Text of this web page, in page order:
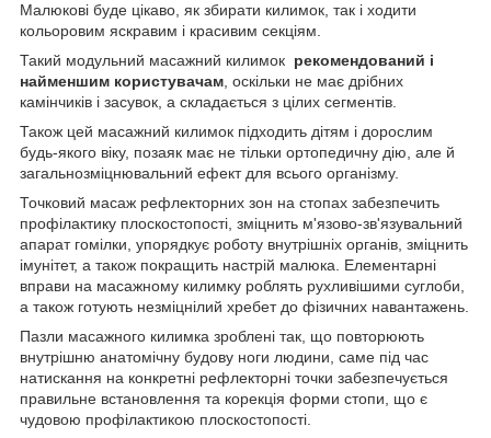
Малюкові буде цікаво, як збирати килимок, так і ходити
кольоровим яскравим і красивим секціям.
Такий модульний масажний килимок рекомендований і
найменшим користувачам , оскільки не має дрібних
камінчиків і засувок, а складається з цілих сегментів.
Також цей масажний килимок підходить дітям і дорослим
будь-якого віку, позаяк має не тільки ортопедичну дію, але й
загальнозміцнювальний ефект для всього організму.
Точковий масаж рефлекторних зон на стопах забезпечить
профілактику плоскостопості, зміцнить м'язово-зв'язувальний
апарат гомілки, упорядкує роботу внутрішніх органів, зміцнить
імунітет, а також покращить настрій малюка. Елементарні
вправи на масажному килимку роблять рухливішими суглоби,
а також готують незміцнілий хребет до фізичних навантажень.
Пазли масажного килимка зроблені так, що повторюють
внутрішню анатомічну будову ноги людини, саме під час
натискання на конкретні рефлекторні точки забезпечується
правильне встановлення та корекція форми стопи, що є
чудовою профілактикою плоскостопості.